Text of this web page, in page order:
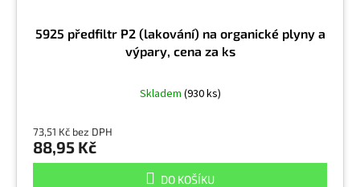
5925 předfiltr P2 (lakování) na organické plyny a
výpary, cena za ks
Skladem (930 ks)
73,51 Kč bez DPH
88,95 Kč
DO KOŠÍKU